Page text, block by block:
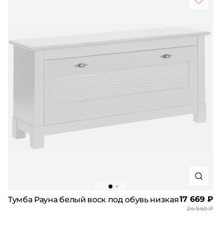
Тумба Рауна белый воск под обувь низкая17 669 ₽
24 540 ₽